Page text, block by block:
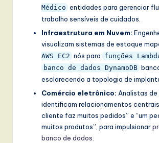
Médico entidades para gerenciar
trabalho sensíveis de cuidados.
Infraestrutura em Nuvem:
visualizam sistemas de estoque
AWS EC2 nós para funções
banco de dados DynamoDB
esclarecendo a topologia de
Comércio eletrônico: Analistas de
identificam relacionamentos
cliente faz muitos pedidos” e “um
muitos produtos”, para impulsionar
banco de dados.